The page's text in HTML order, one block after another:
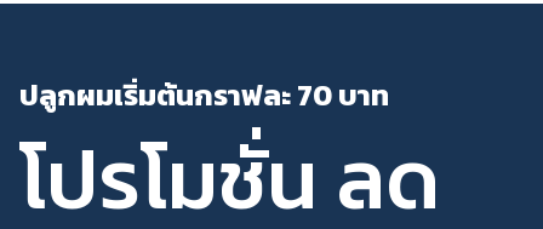
ปลูกผมเริ่มต้นกราฟละ 70 บาท
โปรโมชั่น ลด